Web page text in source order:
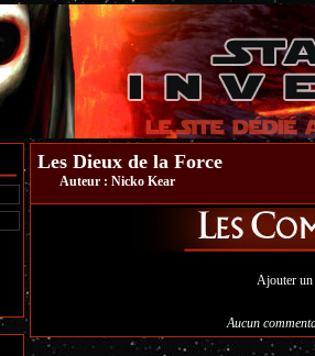
Les Dieux de la Force
Auteur : Nicko Kear
Ajouter un
Aucun